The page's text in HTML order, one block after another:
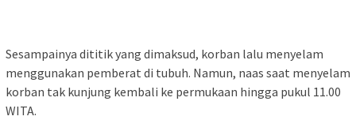
Sesampainya dititik yang dimaksud, korban lalu menyelam
menggunakan pemberat di tubuh. Namun, naas saat menyelam
korban tak kunjung kembali ke permukaan hingga pukul 11.00
WITA.